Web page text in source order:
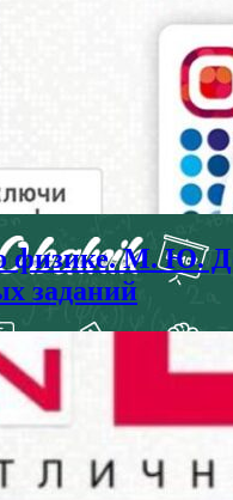
физике. М. Ю.
заданий